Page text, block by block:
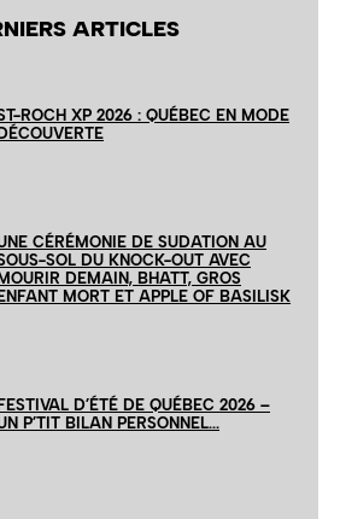
ARTICLES
ROCH XP 2026 : QUÉBEC EN MODE
DÉCOUVERTE
CÉRÉMONIE DE SUDATION AU
SOL DU KNOCK-OUT AVEC
MOURIR DEMAIN, BHATT, GROS
ENFANT MORT ET APPLE OF BASILISK
FESTIVAL D’ÉTÉ DE QUÉBEC 2026 –
P’TIT BILAN PERSONNEL…